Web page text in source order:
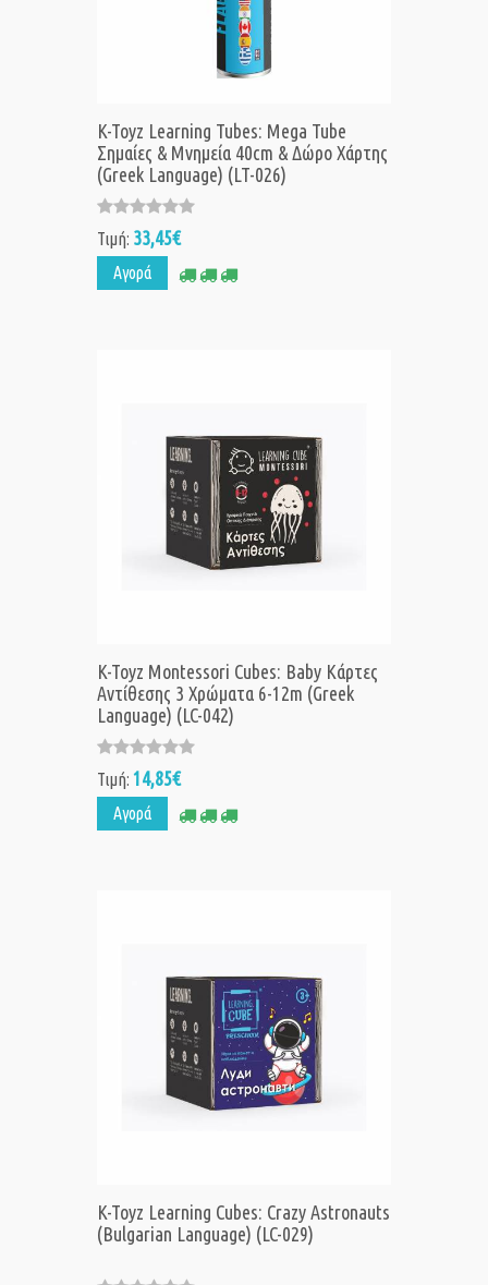
K-Toyz Learning Tubes: Mega Tube
Σημαίες & Μνημεία 40cm & Δώρο Χάρτης
(Greek Language) (LT-026)
Τιμή: 33,45€
Αγορά
K-Toyz Montessori Cubes: Baby Κάρτες
Αντίθεσης 3 Χρώματα 6-12m (Greek
Language) (LC-042)
Τιμή: 14,85€
Αγορά
K-Toyz Learning Cubes: Crazy Astronauts
(Bulgarian Language) (LC-029)